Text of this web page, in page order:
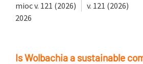
mioc v. 121 (2026)
v. 121 (2026)
2026
Is Wolbachia a sustainable